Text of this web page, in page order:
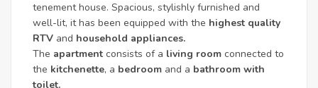
tenement house. Spacious, stylishly furnished and
well-lit, it has been equipped with the highest quality
RTV and household appliances.
The apartment consists of a living room connected to
the kitchenette, a bedroom and a bathroom with
toilet.